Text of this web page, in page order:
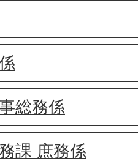
総務係
課 庶務係